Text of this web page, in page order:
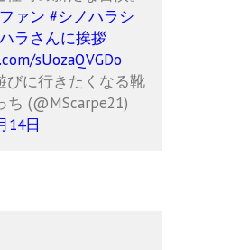
ァン #シノハラシ
ラさんに挨拶
sUozaQVGDo
びに行きたくなる靴
ち (@MScarpe21)
14日